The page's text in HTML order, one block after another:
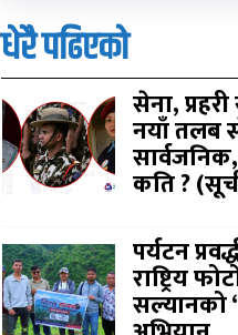
धेरै पढिएको
सेना,
नयाँ तलब
कति ?
पर्यटन
राष्ट्रिय
सल्यानको